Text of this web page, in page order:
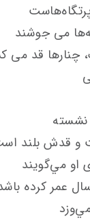
می جوشند
چنارها قد می
نشسته
و قدش بلند
او مي‌گويند
عمر كرده